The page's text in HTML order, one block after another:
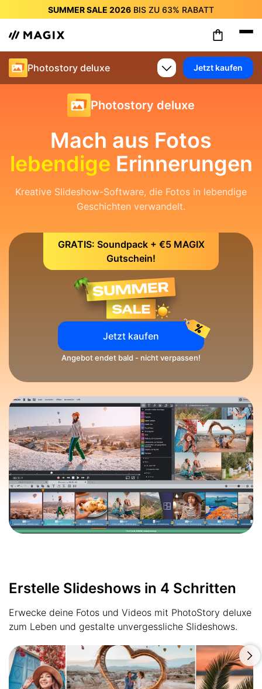
SUMMER SALE 2026 BIS ZU 63% RABATT
SUMMER SALE 2026
RABATT
RABATT
SUMMER SALE 2026
BIS ZU 63%
RABATT
SUMMER SALE 2026BIS ZU63%RABATT
SUMMER SALE 2026BIS ZU63%RABATT
Photostory deluxe Jetzt kaufen
Photostory deluxe
Mach aus Fotos
lebendige Erinnerungen
Kreative Slideshow-Software, die Fotos in lebendige
Geschichten verwandelt.
GRATIS: Soundpack + €5 MAGIX
Gutschein!
Jetzt kaufen
Angebot endet bald - nicht verpassen!
Erstelle Slideshows in 4 Schritten
Erwecke deine Fotos und Videos mit PhotoStory deluxe
zum Leben und gestalte unvergessliche Slideshows.